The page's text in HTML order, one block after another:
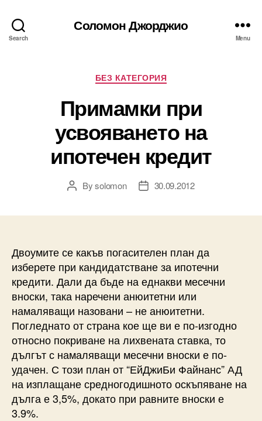
Search
Соломон Джорджио
Menu
Categories
БЕЗ КАТЕГОРИЯ
Примамки при
усвояването на
ипотечен кредит
PostBysolomon
Post30.09.2012
Двоумите се какъв погасителен план да
изберете при кандидатстване за ипотечни
кредити. Дали да бъде на еднакви месечни
вноски, така наречени анюитетни или
намаляващи назовани – не анюитетни.
Погледнато от страна кое ще ви е по-изгодно
относно покриване на лихвената ставка, то
дългът с намаляващи месечни вноски е по-
удачен. С този план от “ЕйДжиБи Файнанс” АД
на изплащане средногодишното оскъпяване на
дълга е 3,5%, докато при равните вноски е
3.9%.